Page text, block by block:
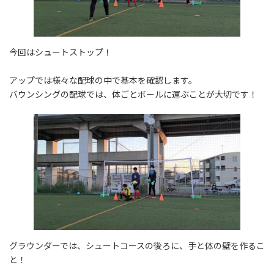
今回はシュートストップ！
アップでは様々な配球の中で基本を確認します。
バウンシングの配球では、体ごとボールに運ぶことが大切です！
グラウンダーでは、シュートコースの後ろに、手と体の壁を作るこ
と！